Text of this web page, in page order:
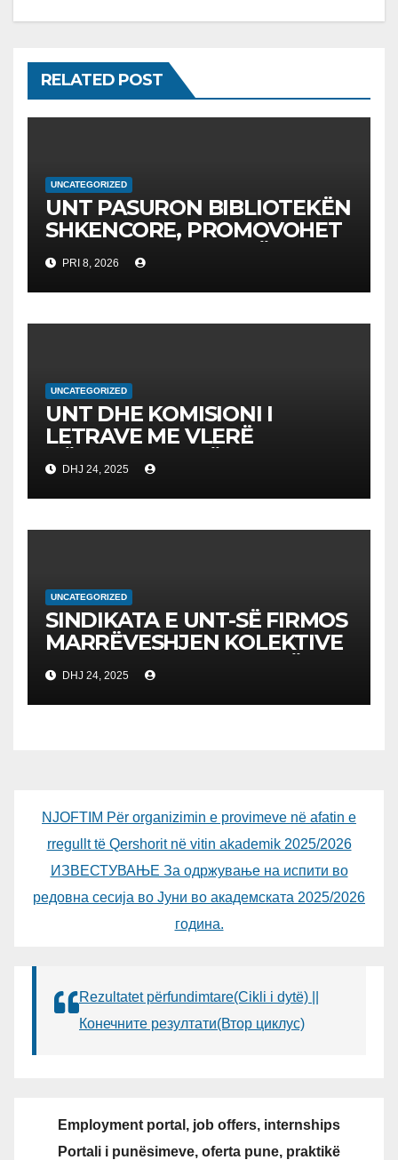
RELATED POST
UNCATEGORIZED
UNT PASURON BIBLIOTEKËN
SHKENCORE, PROMOVOHET
LIBRI SHKENCAT E TË
DHËNAVE, NGA PROF. DR.
BEKIM FETAJI
PRI 8, 2026
UNCATEGORIZED
UNT DHE KOMISIONI I
LETRAVE ME VLERË
NËNSHKRUAJNË
MEMORANDUM
BASHKËPUNIMI PËR
AVANCIMIN E EDUKIMIT
DHJ 24, 2025
UNCATEGORIZED
SINDIKATA E UNT-SË FIRMOS
MARRËVESHJEN KOLEKTIVE
ME KUVENDIN E RMV-SË
DHJ 24, 2025
NJOFTIM Për organizimin e provimeve në afatin e
rregullt të Qershorit në vitin akademik 2025/2026
ИЗВЕСТУВАЊЕ За одржување на испити во
редовна сесија во Јуни во академската 2025/2026
година.
Rezultatet përfundimtare(Cikli i dytë) ||
Конечните резултати(Втор циклус)
Employment portal, job offers, internships
Portali i punësimeve, oferta pune, praktikë